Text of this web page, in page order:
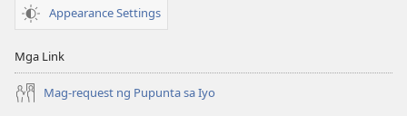
Appearance Settings
Mga Link
Mag-request ng Pupunta sa Iyo